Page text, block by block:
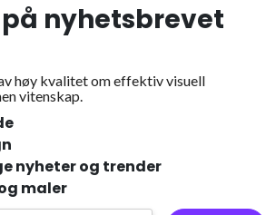
nyhetsbrevet
høy kvalitet om effektiv visuell
vitenskap.
nyheter og trender
maler